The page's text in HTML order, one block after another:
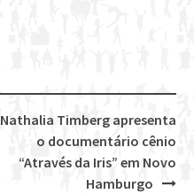
Nathalia Timberg apresenta
o documentário cênio
“Através da Iris” em Novo
Hamburgo